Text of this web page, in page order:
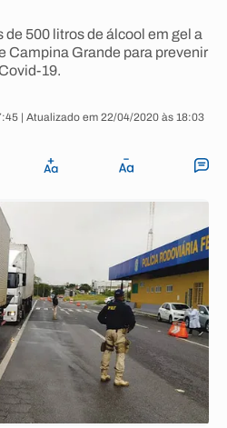
500 litros de álcool em gel a
Campina Grande para prevenir
19.
| Atualizado em 22/04/2020 às 18:03